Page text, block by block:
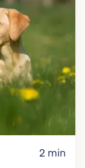
2 min